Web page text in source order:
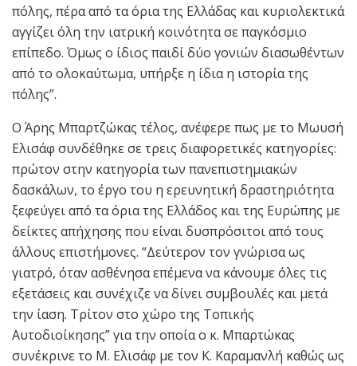
πόλης, πέρα από τα όρια της Ελλάδας και κυριολεκτικά
αγγίζει όλη την ιατρική κοινότητα σε παγκόσμιο
επίπεδο. Όμως ο ίδιος παιδί δύο γονιών διασωθέντων
από το ολοκαύτωμα, υπήρξε η ίδια η ιστορία της
πόλης”.
Ο Άρης Μπαρτζώκας τέλος, ανέφερε πως με το Μωυσή
Ελισάφ συνδέθηκε σε τρεις διαφορετικές κατηγορίες:
πρώτον στην κατηγορία των πανεπιστημιακών
δασκάλων, το έργο του η ερευνητική δραστηριότητα
ξεφεύγει από τα όρια της Ελλάδος και της Ευρώπης με
δείκτες απήχησης που είναι δυσπρόσιτοι από τους
άλλους επιστήμονες. “Δεύτερον τον γνώρισα ως
γιατρό, όταν ασθένησα επέμενα να κάνουμε όλες τις
εξετάσεις και συνέχιζε να δίνει συμβουλές και μετά
την ίαση. Τρίτον στο χώρο της Τοπικής
Αυτοδιοίκησης” για την οποία ο κ. Μπαρτώκας
συνέκρινε το Μ. Ελισάφ με τον Κ. Καραμανλή καθώς ως